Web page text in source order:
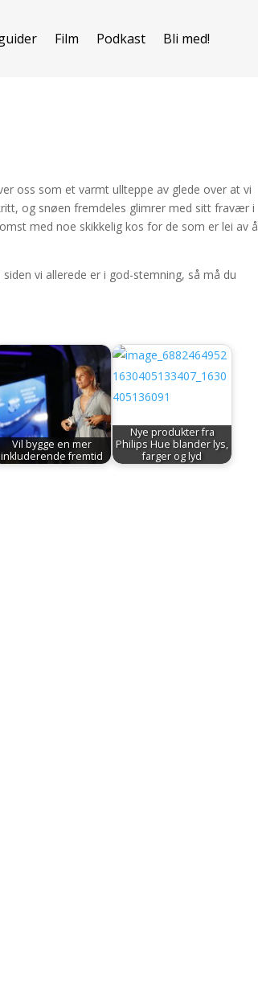
Film Podkast Bli med!
oss som et varmt ullteppe av glede over at vi
og snøen fremdeles glimrer med sitt fravær i
med noe skikkelig kos for de som er lei av å
vi allerede er i god-stemning, så må du
Vil bygge en mer
inkluderende fremtid
Nye produkter fra
Philips Hue blander lys,
farger og lyd